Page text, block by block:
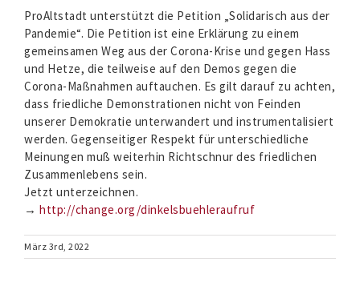
ProAltstadt unterstützt die Petition „Solidarisch aus der
Pandemie“. Die Petition ist eine Erklärung zu einem
gemeinsamen Weg aus der Corona-Krise und gegen Hass
und Hetze, die teilweise auf den Demos gegen die
Corona-Maßnahmen auftauchen. Es gilt darauf zu achten,
dass friedliche Demonstrationen nicht von Feinden
unserer Demokratie unterwandert und instrumentalisiert
werden. Gegenseitiger Respekt für unterschiedliche
Meinungen muß weiterhin Richtschnur des friedlichen
Zusammenlebens sein.
Jetzt unterzeichnen.
→ http://change.org/dinkelsbuehleraufruf
März 3rd, 2022